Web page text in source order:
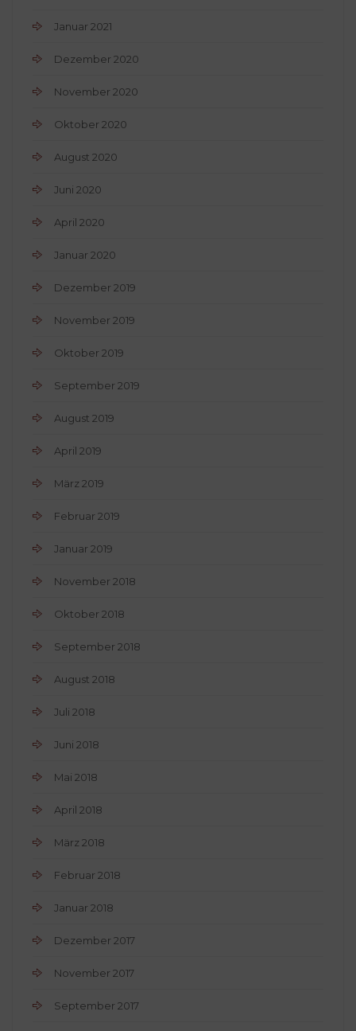
Januar 2021
Dezember 2020
November 2020
Oktober 2020
August 2020
Juni 2020
April 2020
Januar 2020
Dezember 2019
November 2019
Oktober 2019
September 2019
August 2019
April 2019
März 2019
Februar 2019
Januar 2019
November 2018
Oktober 2018
September 2018
August 2018
Juli 2018
Juni 2018
Mai 2018
April 2018
März 2018
Februar 2018
Januar 2018
Dezember 2017
November 2017
September 2017